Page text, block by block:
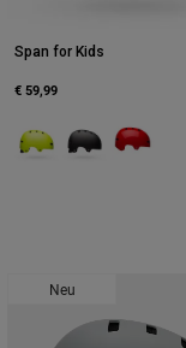
Span for Kids
€ 59,99
Product swatch type of
Product swatch
Product
Neu